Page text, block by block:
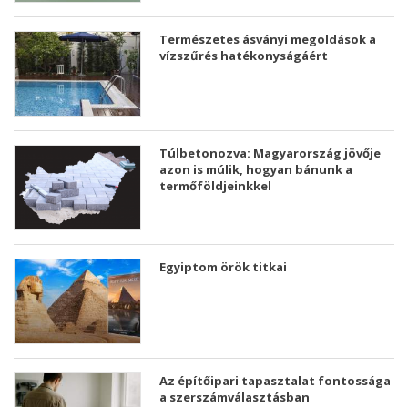
Természetes ásványi megoldások a
vízszűrés hatékonyságáért
Túlbetonozva: Magyarország jövője
azon is múlik, hogyan bánunk a
termőföldjeinkkel
Egyiptom örök titkai
Az építőipari tapasztalat fontossága
a szerszámválasztásban